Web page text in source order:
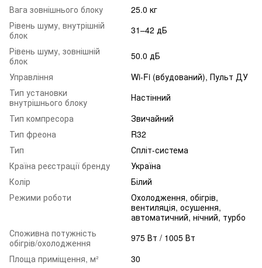
Вага зовнішнього блоку
25.0 кг
Рівень шуму, внутрішній
блок
31–42 дБ
Рівень шуму, зовнішній
блок
50.0 дБ
Управління
Wi-Fi (вбудований), Пульт ДУ
Тип установки
внутрішнього блоку
Настінний
Тип компресора
Звичайний
Тип фреона
R32
Тип
Спліт-система
Країна реєстрації бренду
Україна
Колір
Білий
Режими роботи
Охолодження, обігрів,
вентиляція, осушення,
автоматичний, нічний, турбо
Споживна потужність
обігрів/охолодження
975 Вт / 1005 Вт
Площа приміщення, м²
30